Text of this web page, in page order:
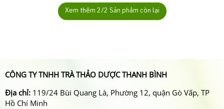
Xem thêm 2/2 Sản phẩm còn lại
CÔNG TY TNHH TRÀ THẢO DƯỢC THANH BÌNH
Địa chỉ: 119/24 Bùi Quang Là, Phường 12, quận Gò Vấp, TP
Hồ Chí Minh